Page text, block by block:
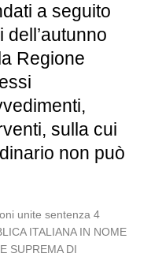
a seguito
Regione
sulla cui
non può
unite sentenza 4
ITALIANA IN NOME
SUPREMA DI